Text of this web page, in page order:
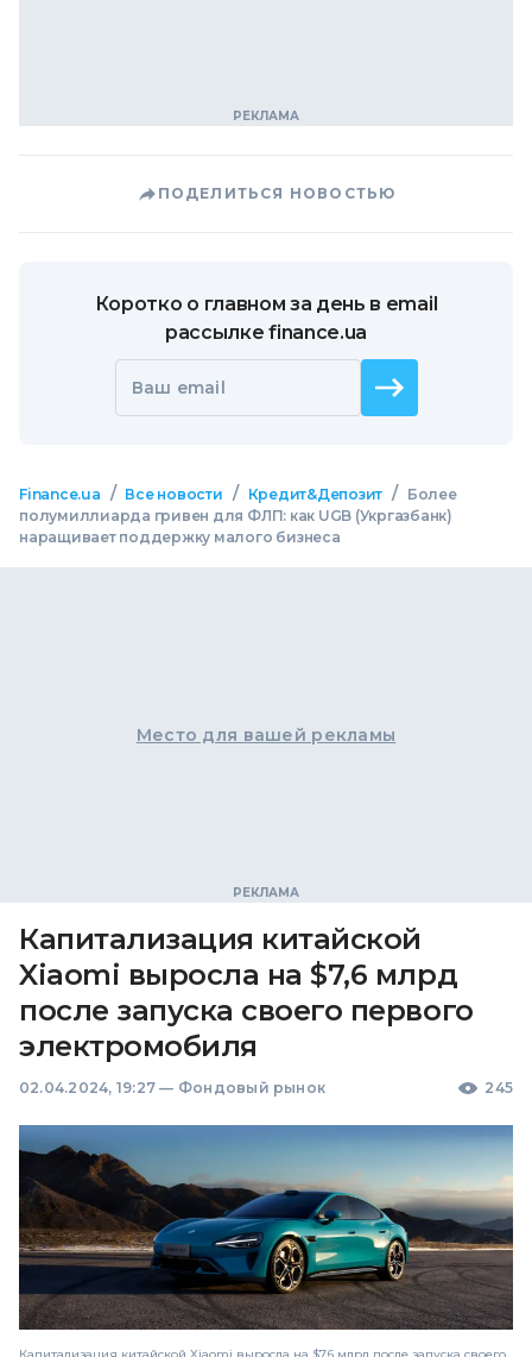
ПОДЕЛИТЬСЯ НОВОСТЬЮ
Коротко о главном за день в email
рассылке finance.ua
Ваш email
Finance.ua / Все новости / Кредит&Депозит /
Более
полумиллиарда гривен для ФЛП: как UGB (Укргазбанк)
наращивает поддержку малого бизнеса
Место для вашей рекламы
Капитализация китайской
Xiaomi выросла на $7,6 млрд
после запуска своего первого
электромобиля
02.04.2024, 19:27 — Фондовый рынок 245